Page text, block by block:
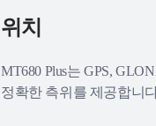
위치
MT680 Plus는 GPS,
정확한 측위를 제공합니